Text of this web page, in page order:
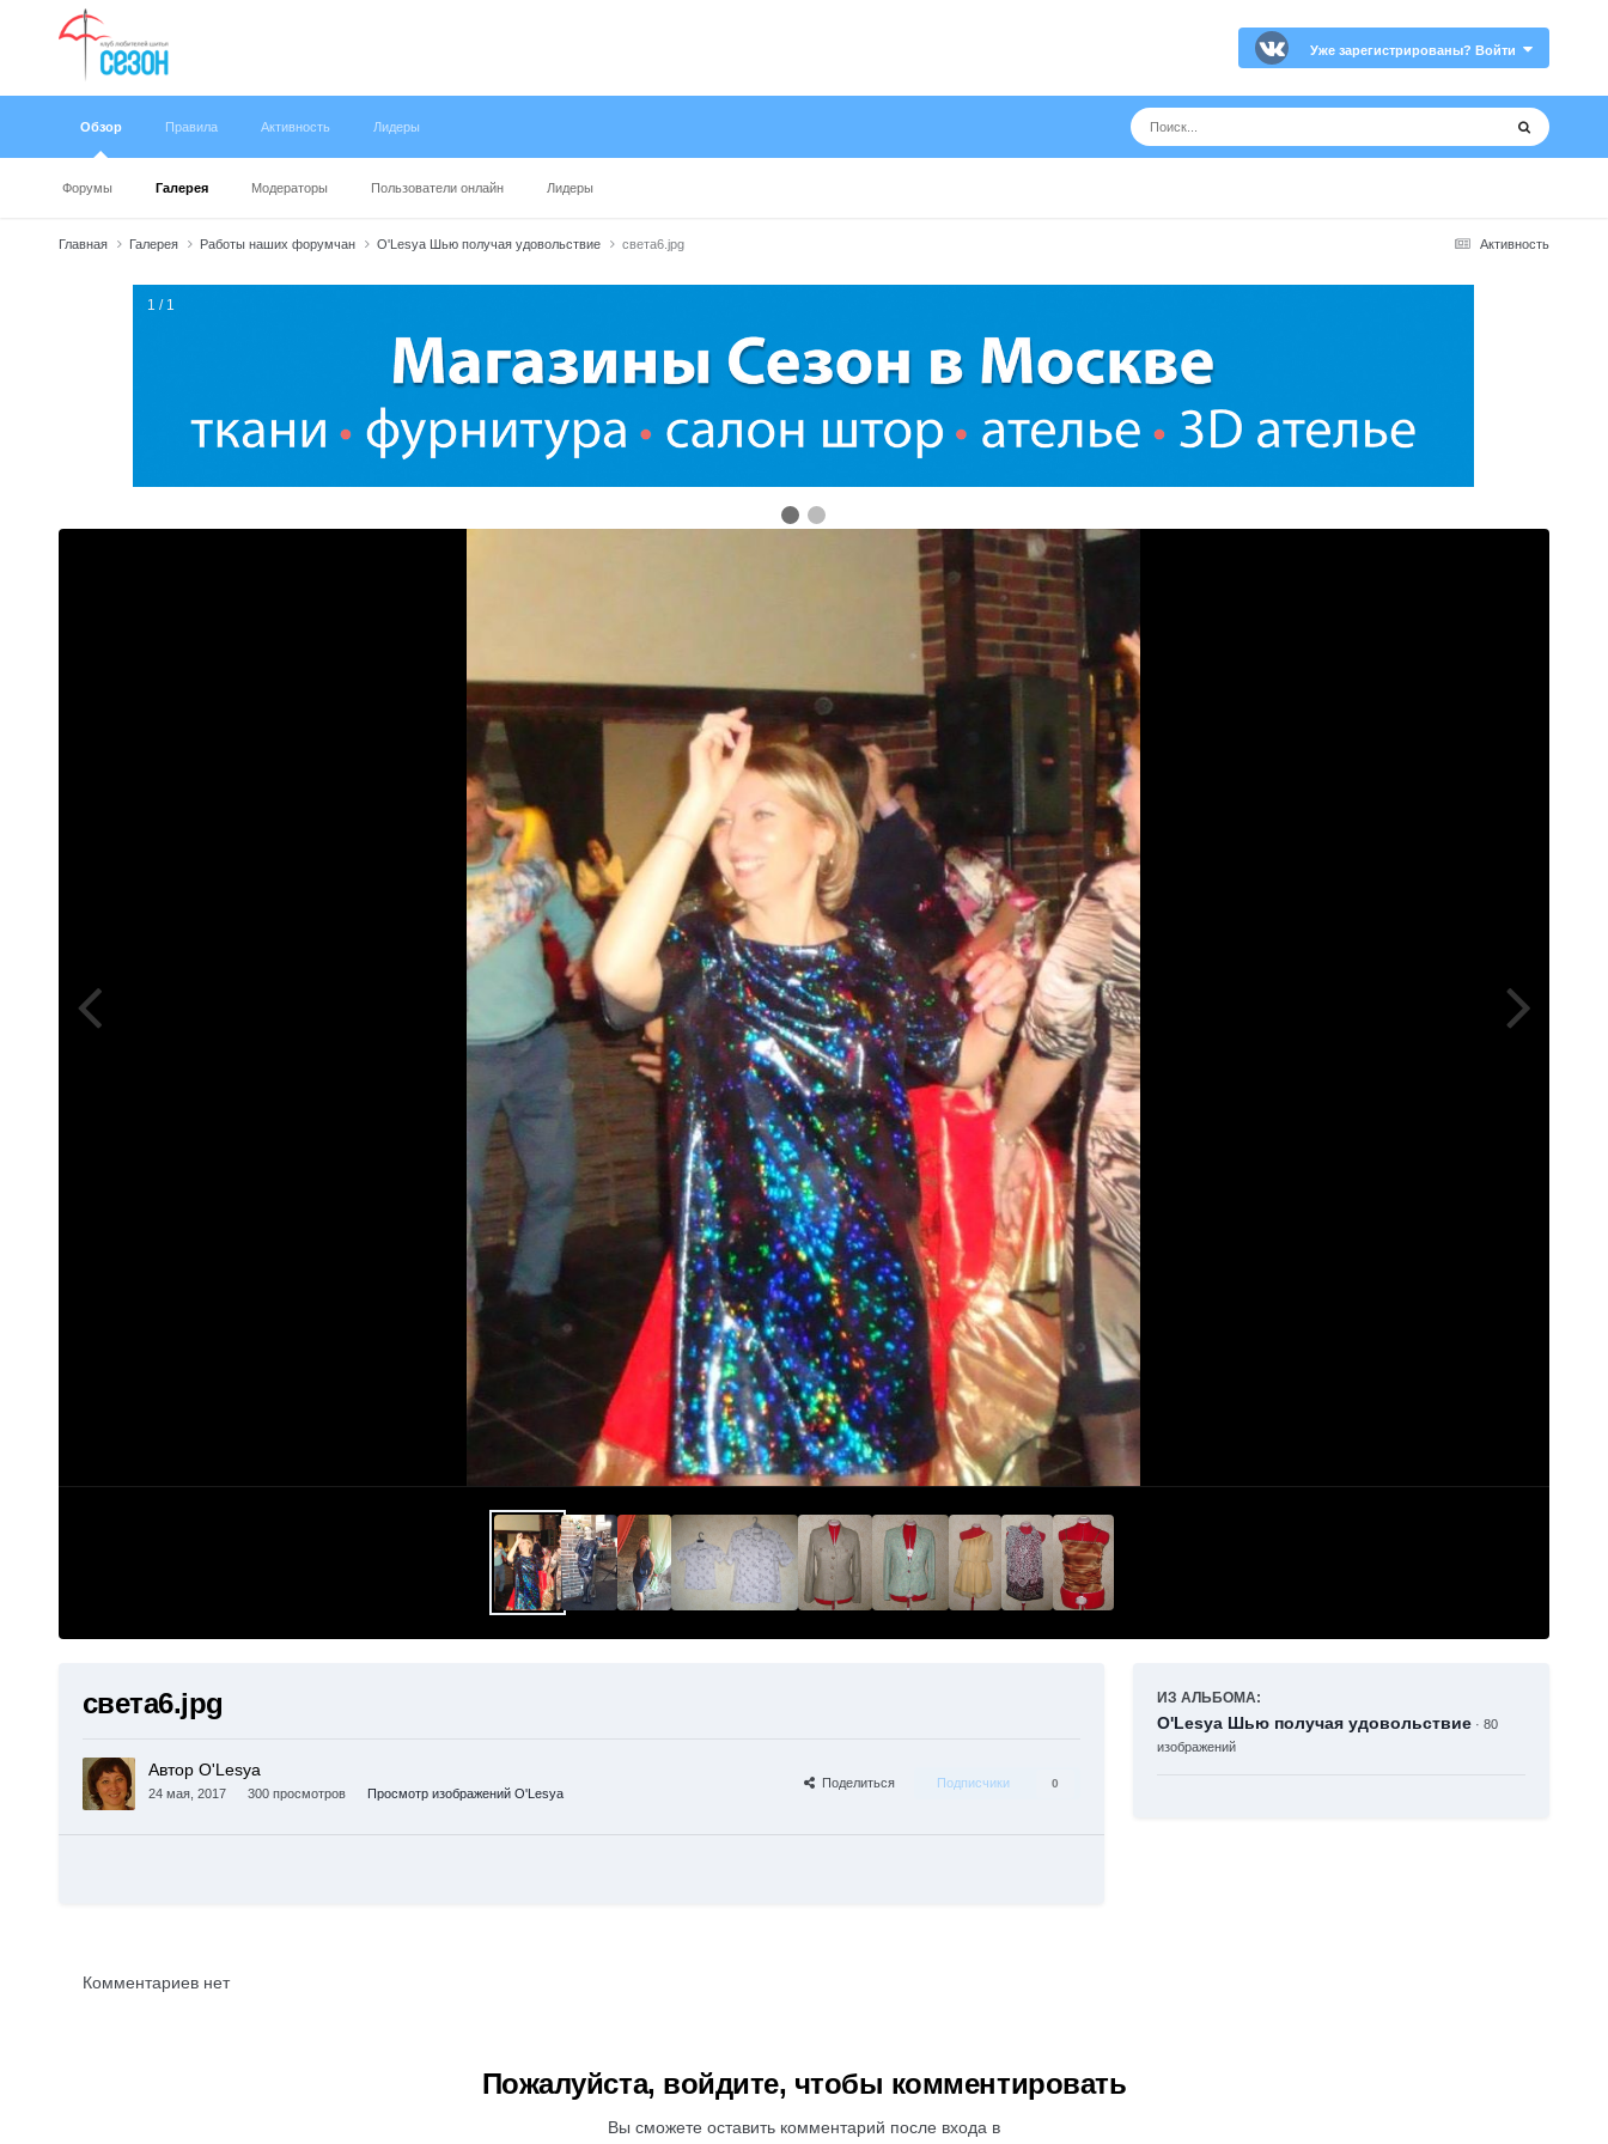
Уже зарегистрированы? Войти
Обзор
Форумы Галерея Модераторы Пользователи онлайн Лидеры
Правила Активность Лидеры
Активность
Главная Галерея Работы наших форумчан O'Lesya Шью получая удовольствие света6.jpg
1 / 1
света6.jpg
Автор O'Lesya
24 мая, 2017 300 просмотров Просмотр изображений O'Lesya
Поделиться Подписчики 0
ИЗ АЛЬБОМА:
O'Lesya Шью получая удовольствие · 80
изображений
Комментариев нет
Пожалуйста, войдите, чтобы комментировать
Вы сможете оставить комментарий после входа в